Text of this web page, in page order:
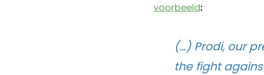
voorbeeld:
(…) Prodi, our
the fight